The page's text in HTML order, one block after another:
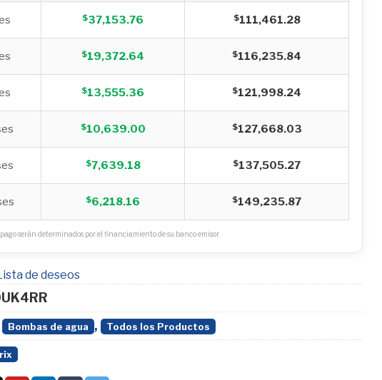
$37,153.76 $111,461.28
$19,372.64 $116,235.84
$13,555.36 $121,998.24
$10,639.00 $127,668.03
$7,639.18 $137,505.27
$6,218.16 $149,235.87
serán determinados por el financiamiento de su banco emisor.
de deseos
Bombas de agua , Todos los Productos